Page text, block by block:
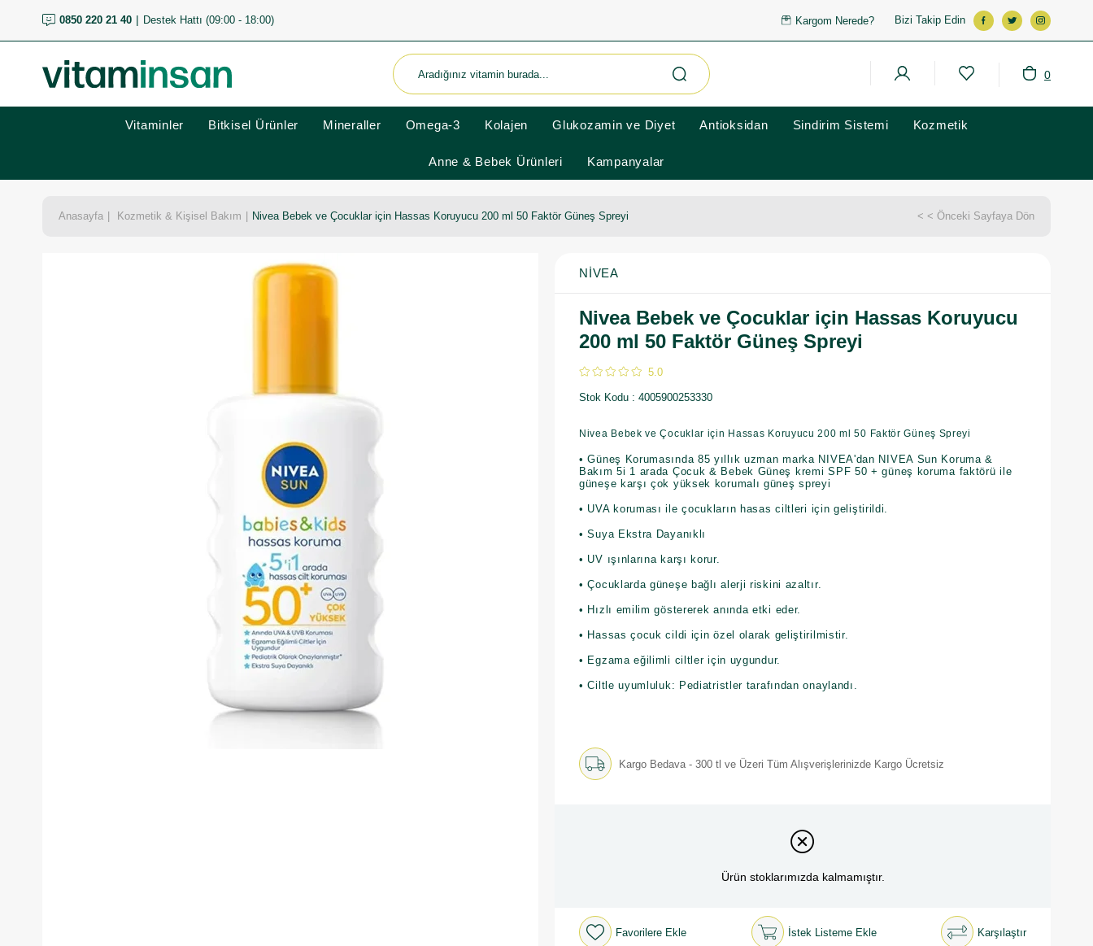
0850 220 21 40 Destek Hattı (09:00 - 18:00) Kargom Nerede? Bizi Takip Edin
0
Vitaminler Bitkisel Ürünler Mineraller Omega-3 Kolajen Glukozamin ve Diyet Antioksidan Sindirim Sistemi Kozmetik
Anne & Bebek Ürünleri Kampanyalar
Anasayfa Kozmetik & Kişisel Bakım Nivea Bebek ve Çocuklar için Hassas Koruyucu 200 ml 50 Faktör Güneş Spreyi < < Önceki Sayfaya Dön
NIVEA
Nivea Bebek ve Çocuklar için Hassas Koruyucu
200 ml 50 Faktör Güneş Spreyi
5.0
Stok Kodu 4005900253330
Nivea Bebek ve Çocuklar için Hassas Koruyucu 200 ml 50 Faktör Güneş Spreyi
• Güneş Korumasında 85 yıllık uzman marka NIVEA'dan NIVEA Sun Koruma &
Bakım 5i 1 arada Çocuk & Bebek Güneş kremi SPF 50 + güneş koruma faktörü ile
güneşe karşı çok yüksek korumalı güneş spreyi
• UVA koruması ile çocukların hasas ciltleri için geliştirildi.
• Suya Ekstra Dayanıklı
• UV ışınlarına karşı korur.
• Çocuklarda güneşe bağlı alerji riskini azaltır.
• Hızlı emilim göstererek anında etki eder.
• Hassas çocuk cildi için özel olarak geliştirilmistir.
• Egzama eğilimli ciltler için uygundur.
• Ciltle uyumluluk: Pediatristler tarafından onaylandı.
Kargo Bedava - 300 tl ve Üzeri Tüm Alışverişlerinizde Kargo Ücretsiz
Ürün stoklarımızda kalmamıştır.
Favorilere Ekle İstek Listeme Ekle Karşılaştır